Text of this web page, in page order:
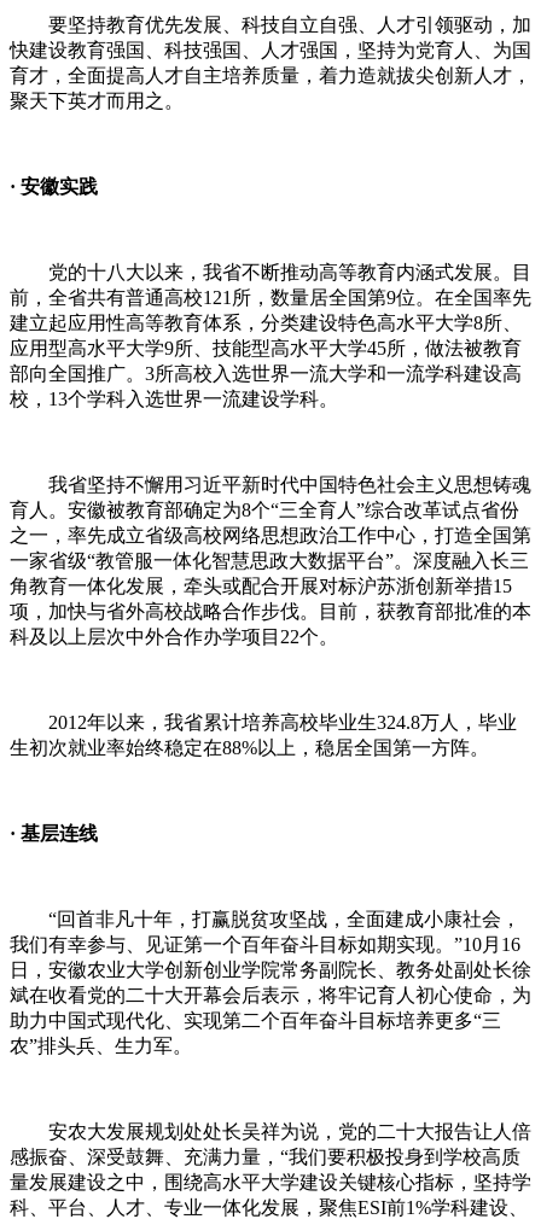
要坚持教育优先发展、科技自立自强、人才引领驱动，加
快建设教育强国、科技强国、人才强国，坚持为党育人、为国
育才，全面提高人才自主培养质量，着力造就拔尖创新人才，
聚天下英才而用之。
· 安徽实践
党的十八大以来，我省不断推动高等教育内涵式发展。目
前，全省共有普通高校121 所，数量居全国第9位。在全国率先
建立起应用性高等教育体系，分类建设特色高水平大学8所、
应用型高水平大学9所、技能型高水平大学45所，做法被教育
部向全国推广。 3所高校入选世界一流大学和一流学科建设高
校， 13个学科入选世界一流建设学科。
我省坚持不懈用习近平新时代中国特色社会主义思想铸魂
育人。安徽被教育部确定为8个“三全育人 ”综合改革试点省份
之一，率先成立省级高校网络思想政治工作中心，打造全国第
一家省级“教管服一体化智慧思政大数据平台”。深度融入长三
角教育一体化发展，牵头或配合开展对标沪苏浙创新举措15
项，加快与省外高校战略合作步伐。目前，获教育部批准的本
科及以上层次中外合作办学项目 22个。
2012年以来，我省累计培养高校毕业生324.8万人，毕业
生初次就业率始终稳定在88%以上，稳居全国第一方阵。
· 基层连线
“回首非凡十年，打赢脱贫攻坚战，全面建成小康社会，
我们有幸参与、见证第一个百年奋斗目标如期实现。 ”10月 16
日，安徽农业大学创新创业学院常务副院长、教务处副处长徐
斌在收看党的二十大开幕会后表示，将牢记育人初心使命，为
助力中国式现代化、实现第二个百年奋斗目标培养更多“三
农”排头兵、生力军。
安农大发展规划处处长吴祥为说，党的二十大报告让人倍
感振奋、深受鼓舞、充满力量， “我们要积极投身到学校高质
量发展建设之中，围绕高水平大学建设关键核心指标，坚持学
科、平台、人才、专业一体化发展，聚焦ESI前1%学科建设、